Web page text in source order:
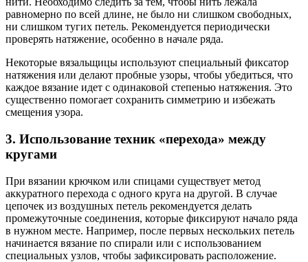
равномерно по всей длине, не было ни слишком свободных,
ни слишком тугих петель. Рекомендуется периодически
проверять натяжение, особенно в начале ряда.
Некоторые вязальщицы используют специальный фиксатор
натяжения или делают пробные узоры, чтобы убедиться, что
каждое вязание идет с одинаковой степенью натяжения. Это
существенно помогает сохранить симметрию и избежать
смещения узора.
3. Использование техник «перехода» между
кругами
При вязании крючком или спицами существует метод
аккуратного перехода с одного круга на другой. В случае
цепочек из воздушных петель рекомендуется делать
промежуточные соединения, которые фиксируют начало ряда
в нужном месте. Например, после первых нескольких петель
начинается вязание по спирали или с использованием
специальных узлов, чтобы зафиксировать расположение.